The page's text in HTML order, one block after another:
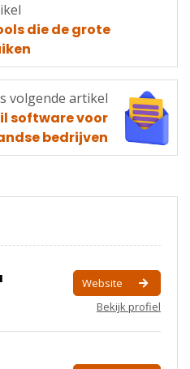
die de grote
volgende artikel
software voor
bedrijven
Website
Bekijk profiel